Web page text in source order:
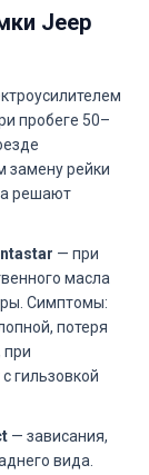
Jeep
пробеге 50–
замену рейки
решают
— при
масла
Симптомы:
потеря
при
гильзовкой
— зависания,
вида.